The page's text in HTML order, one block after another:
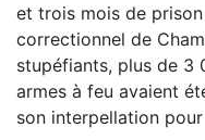
et trois mois de
correctionnel de
stupéfiants, plus de 3
armes à feu avaient
son interpellation